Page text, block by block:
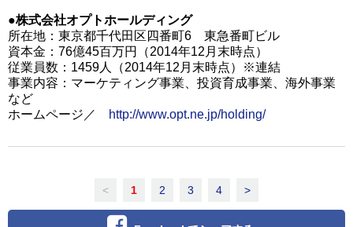
●株式会社オプトホールディング
所在地：東京都千代田区四番町6 東急番町ビル
資本金：76億45百万円（2014年12月末時点）
従業員数：1459人（2014年12月末時点）※連結
事業内容：マーケティング事業、投資育成事業、海外事業
など
ホームページ／
http://www.opt.ne.jp/holding/
< 1 2 3 4 >